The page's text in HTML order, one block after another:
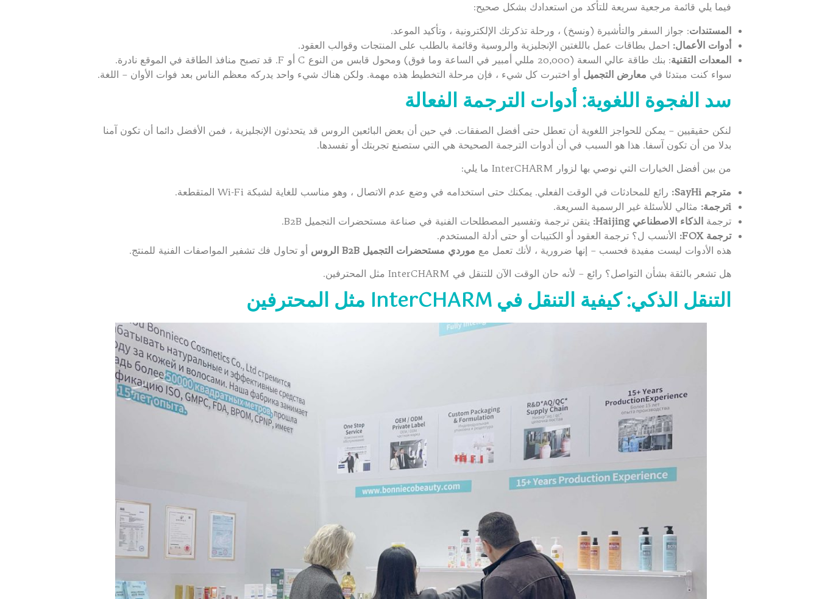
فيما يلي قائمة مرجعية سريعة للتأكد من استعدادك بشكل صحيح:
المستندات: جواز السفر والتأشيرة (ونسخ) ، ورحلة تذكرتك الإلكترونية ، وتأكيد الموعد.
أدوات الأعمال: احمل بطاقات عمل باللغتين الإنجليزية والروسية وقائمة بالطلب على المنتجات وقوالب العقود.
المعدات التقنية: بنك طاقة عالي السعة (20,000 مللي أمبير في الساعة وما فوق) ومحول قابس من النوع C أو F. قد تصبح منافذ الطاقة في الموقع نادرة.
سواء كنت مبتدئا في معارض التجميلأو اختبرت كل شيء ، فإن مرحلة التخطيط هذه مهمة. ولكن هناك شيء واحد يدركه معظم الناس بعد فوات الأوان – اللغة.
سد الفجوة اللغوية: أدوات الترجمة الفعالة
لنكن حقيقيين – يمكن للحواجز اللغوية أن تعطل حتى أفضل الصفقات. في حين أن بعض البائعين الروس قد يتحدثون الإنجليزية ، فمن الأفضل دائما أن تكون آمنا
بدلا من أن تكون آسفا. هذا هو السبب في أن أدوات الترجمة الصحيحة هي التي ستصنع تجربتك أو تفسدها.
من بين أفضل الخيارات التي نوصي بها لزوار InterCHARM ما يلي:
مترجم SayHi:
رائع للمحادثات في الوقت الفعلي. يمكنك حتى استخدامه في وضع عدم الاتصال ، وهو مناسب للغاية لشبكة Wi-Fi المتقطعة.
iترجمة:
مثالي للأسئلة غير الرسمية السريعة.
ترجمةالذكاء الاصطناعي Haijing:
يتقن ترجمة وتفسير المصطلحات الفنية في صناعة مستحضرات التجميل B2B.
ترجمة FOX:
الأنسب ل؟ ترجمة العقود أو الكتيبات أو حتى أدلة المستخدم.
هذه الأدوات ليست مفيدة فحسب – إنها ضرورية ، لأنك تعمل مع موردي مستحضرات التجميل B2B الروس
أو تحاول فك تشفير المواصفات الفنية للمنتج.
هل تشعر بالثقة بشأن التواصل؟ رائع – لأنه حان الوقت الآن للتنقل في InterCHARM مثل المحترفين.
التنقل الذكي: كيفية التنقل في InterCHARM مثل المحترفين